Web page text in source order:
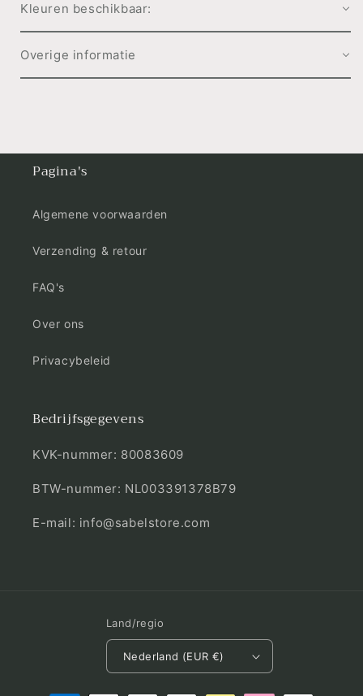
Kleuren beschikbaar:
Overige informatie
Pagina's
Algemene voorwaarden
Verzending & retour
FAQ's
Over ons
Privacybeleid
Bedrijfsgegevens
KVK-nummer: 80083609
BTW-nummer: NL003391378B79
E-mail: info@sabelstore.com
Land/regio
Nederland (EUR €)